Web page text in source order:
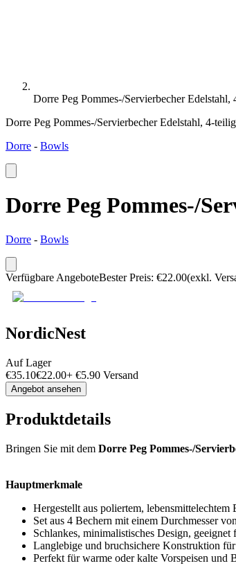
Dorre Peg Pommes-/Servierbecher
Dorre Peg Pommes-/Servierbecher Edelstahl, 4-
Dorre - Bowls
Dorre Peg Pommes-/
Dorre - Bowls
Verfügbare AngeboteBester Preis: €22.00(exkl.
NordicNest
Auf Lager
€35.10€22.00+ €5.90 Versand
Angebot ansehen
Produktdetails
Bringen Sie mit dem Dorre Peg Pommes-/
Hauptmerkmale
Hergestellt aus poliertem, lebensmittelechtem
Set aus 4 Bechern mit einem Durchmesser
Schlankes, minimalistisches Design,
Langlebige und bruchsichere Konstruktion
Perfekt für warme oder kalte Vorspeisen und